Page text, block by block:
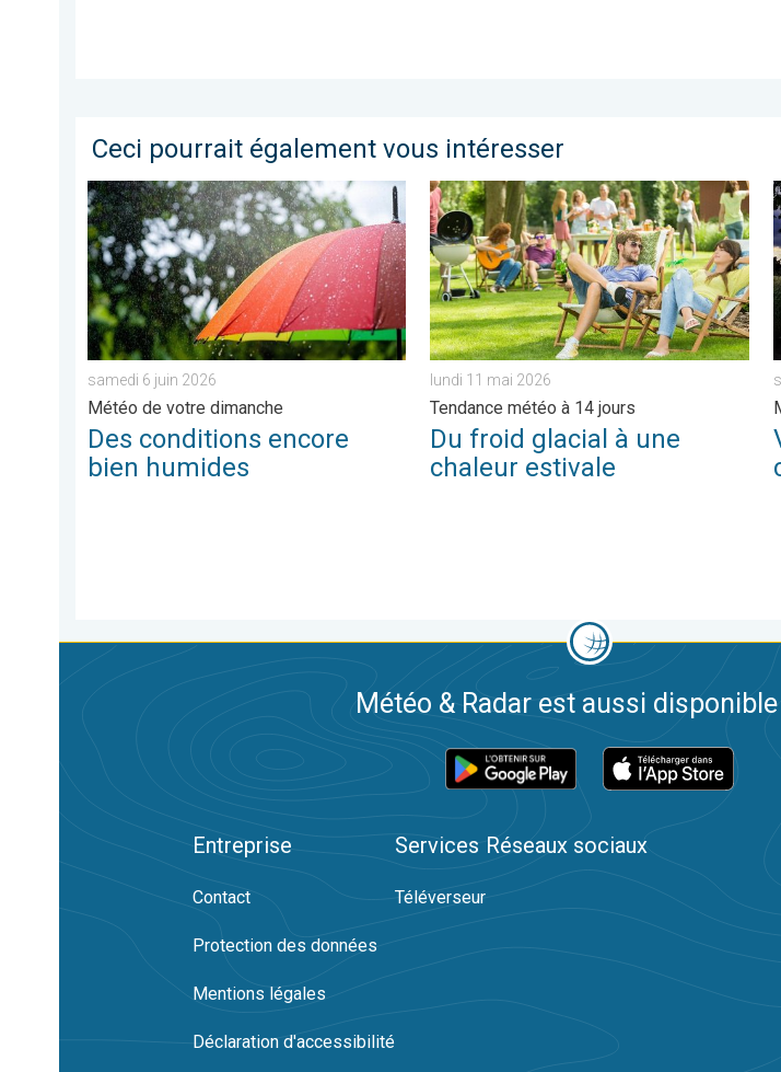
Ceci pourrait également vous intéresser
Des conditions encore bien humides. Météo de votre dimanche. . . samedi 6 juin 2026
samedi 6 juin 2026
Météo de votre dimanche
Des conditions encore
bien humides
Du froid glacial à une chaleur estivale.
lundi 11 mai 2026
Tendance météo à 14 jours
Du froid glacial à une
chaleur estivale
Météo & Radar est aussi
Entreprise
Contact
Protection des données
Mentions légales
Déclaration d'accessibilité
Services
Téléverseur
Réseaux sociaux